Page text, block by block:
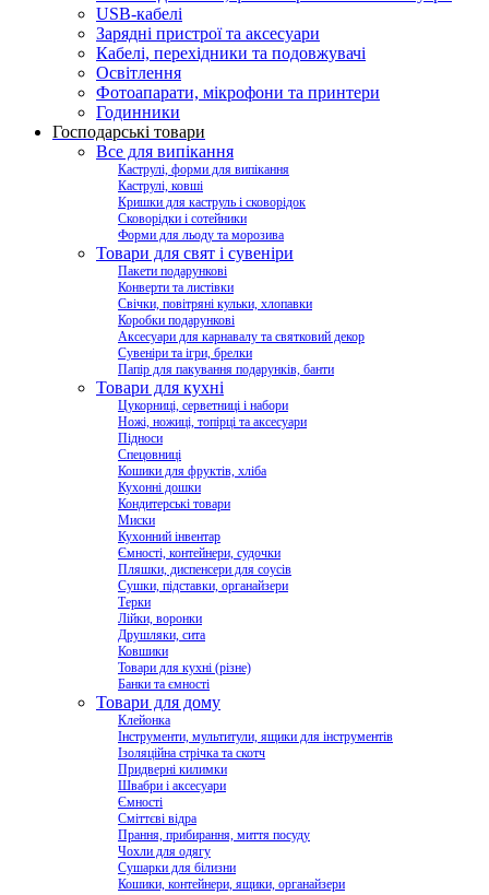
USB-кабелі
Зарядні пристрої та аксесуари
Кабелі, перехідники та подовжувачі
Освітлення
Фотоапарати, мікрофони та принтери
Годинники
Господарські товари
Все для випікання
Каструлі, форми для випікання
Каструлі, ковші
Кришки для каструль і сковорідок
Сковорідки і сотейники
Форми для льоду та морозива
Товари для свят і сувеніри
Пакети подарункові
Конверти та листівки
Свічки, повітряні кульки, хлопавки
Коробки подарункові
Аксесуари для карнавалу та святковий декор
Сувеніри та ігри, брелки
Папір для пакування подарунків, банти
Товари для кухні
Цукорниці, серветниці і набори
Ножі, ножиці, топірці та аксесуари
Підноси
Спецовниці
Кошики для фруктів, хліба
Кухонні дошки
Кондитерські товари
Миски
Кухонний інвентар
Ємності, контейнери, судочки
Пляшки, диспенсери для соусів
Сушки, підставки, органайзери
Терки
Лійки, воронки
Друшляки, сита
Ковшики
Товари для кухні (різне)
Банки та ємності
Товари для дому
Клейонка
Інструменти, мультитули, ящики для інструментів
Ізоляційна стрічка та скотч
Придверні килимки
Швабри і аксесуари
Ємності
Сміттєві відра
Прання, прибирання, миття посуду
Чохли для одягу
Сушарки для білизни
Кошики, контейнери, ящики, органайзери